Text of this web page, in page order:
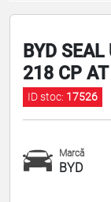
BYD
218 CP AT
ID stoc: 17526
Marcă
BYD